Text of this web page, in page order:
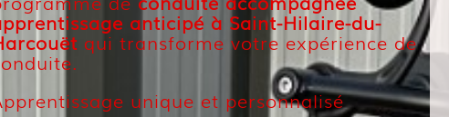
anticipé à Saint-Hilaire-du-
qui transforme votre expérience de
unique et personnalisé